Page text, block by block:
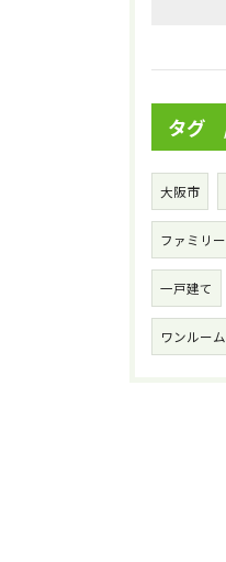
タグ
大阪市
ファミリー
一戸建て
ワンルーム